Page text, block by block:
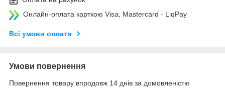
Онлайн-оплата карткою Visa, Mastercard - LiqPay
Всі умови оплати
Умови повернення
Повернення товару впродовж 14 днів за домовленістю